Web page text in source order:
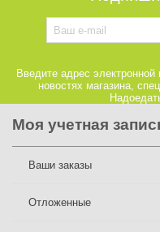
Введите адрес
новостях магазина,
Моя учетная
Ваши заказы
Отложенные